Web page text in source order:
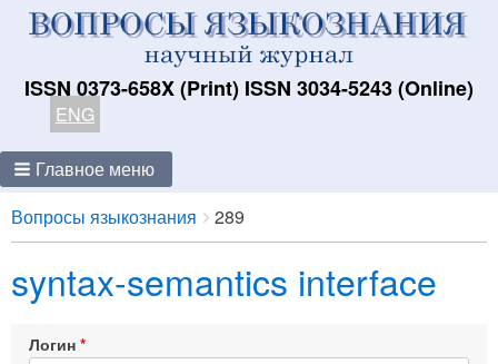
ISSN 0373-658X (Print) ISSN 3034-5243 (Online)
ENG
Главное меню
Breadcrumbs
You
are
Вопросы языкознания 289
syntax-semantics interface
Логин